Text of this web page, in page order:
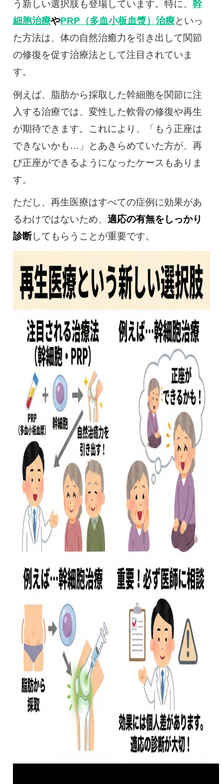
う新しい選択肢も登場しています。特に、 幹
細胞治療やPRP（多血小板血漿）治療といっ
た方法は、体の自然治癒力を引き出して関節
の修復を促す治療法として注目されていま
す。
例えば、脂肪から採取した幹細胞を関節に注
入する治療では、変性した軟骨の修復や再生
が期待できます。これにより、「もう正座は
できないかも…」とあきらめていた方が、再
び正座ができるようになったケースもありま
す。
ただし、再生医療はすべての症例に効果があ
るわけではないため、 適応の有無をしっかり
診断してもらうことが重要です。